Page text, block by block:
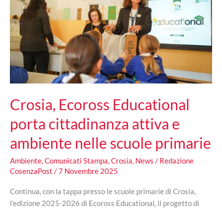
Crosia, Ecoross Educational
porta cittadinanza attiva e
ambiente nelle scuole primarie
Ambiente,Comunicati Stampa,Crosia, News / Redazione
CosenzaPost /7 Novembre 2025
Continua, con la tappa presso le scuole primarie di Crosia,
l’edizione 2025-2026 di Ecoross Educational, il progetto di